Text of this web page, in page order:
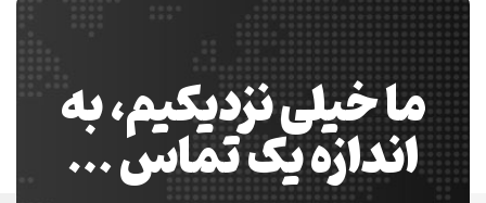
ما خیلی نزدیکیم، به
اندازه یک تماس …